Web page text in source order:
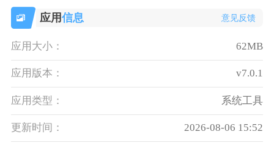
应用信息 意见反馈
应用大小： 62MB
应用版本： v7.0.1
应用类型： 系统工具
更新时间： 2026-08-06 15:52